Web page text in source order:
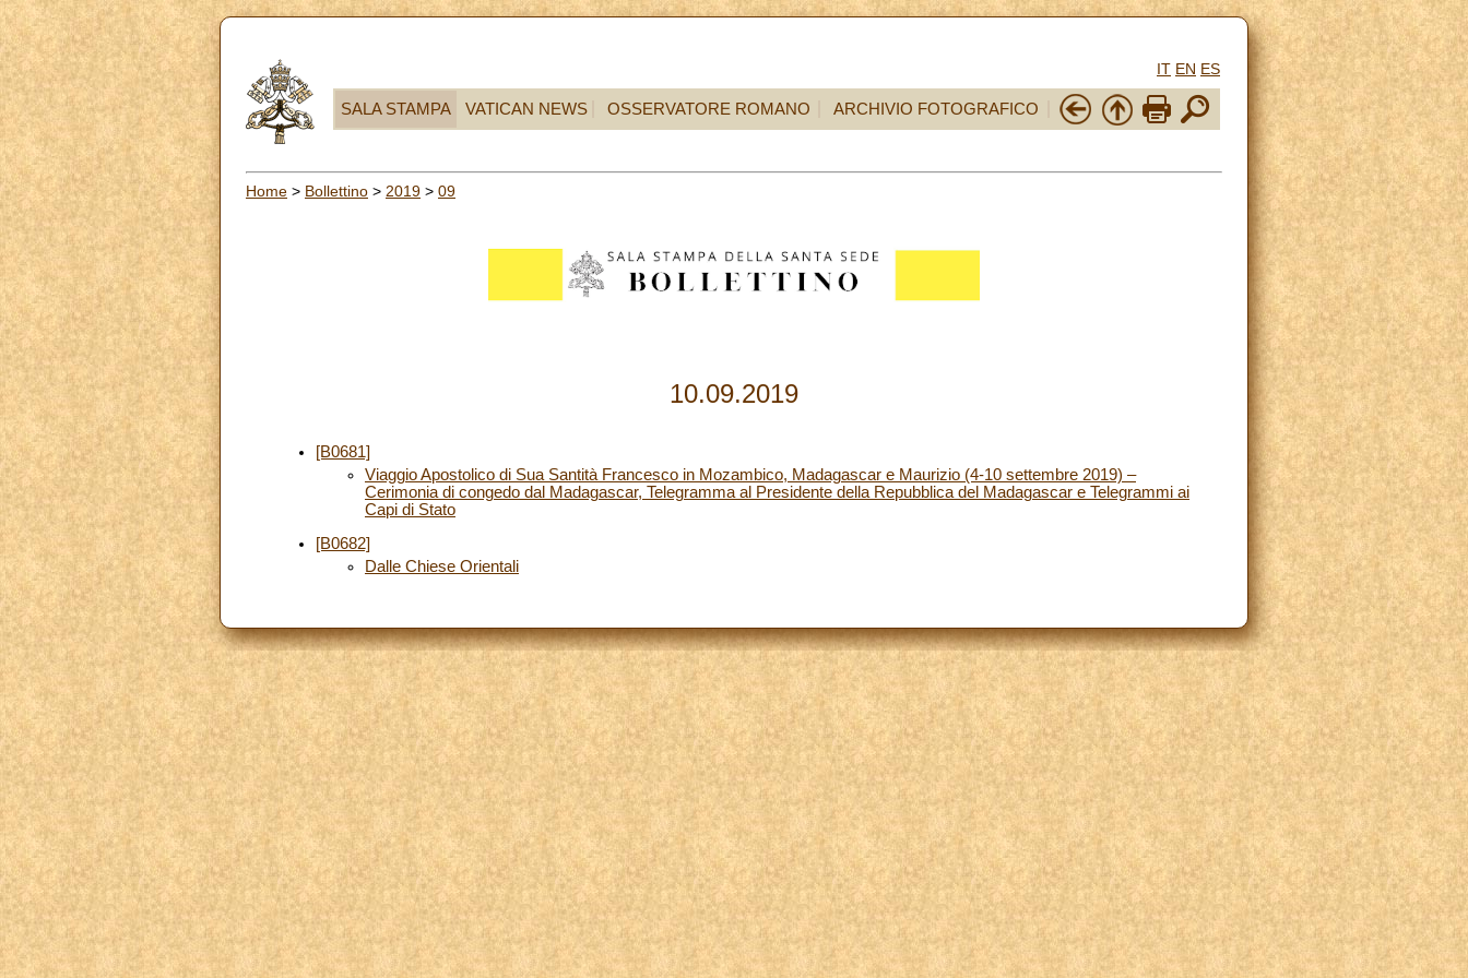
IT EN ES
SALA STAMPA VATICAN NEWS OSSERVATORE ROMANO ARCHIVIO FOTOGRAFICO
Home > Bollettino > 2019 > 09
10.09.2019
[B0681]
Viaggio Apostolico di Sua Santità Francesco in Mozambico, Madagascar e Maurizio (4-10 settembre 2019) –
Cerimonia di congedo dal Madagascar, Telegramma al Presidente della Repubblica del Madagascar e Telegrammi ai
Capi di Stato
[B0682]
Dalle Chiese Orientali